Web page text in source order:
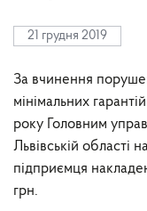
21 грудня 2019
За вчинення
мінімальних
року Головним
Львівській області
підприємця
грн.